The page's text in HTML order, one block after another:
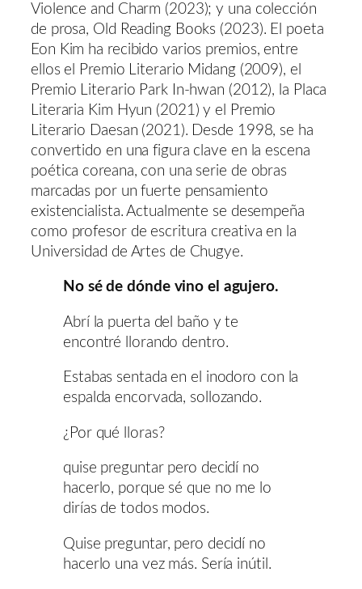
Violence and Charm (2023); y una colección
de prosa, Old Reading Books (2023). El poeta
Eon Kim ha recibido varios premios, entre
ellos el Premio Literario Midang (2009), el
Premio Literario Park In-hwan (2012), la Placa
Literaria Kim Hyun (2021) y el Premio
Literario Daesan (2021). Desde 1998, se ha
convertido en una figura clave en la escena
poética coreana, con una serie de obras
marcadas por un fuerte pensamiento
existencialista. Actualmente se desempeña
como profesor de escritura creativa en la
Universidad de Artes de Chugye.
No sé de dónde vino el agujero.
Abrí la puerta del baño y te
encontré llorando dentro.
Estabas sentada en el inodoro con la
espalda encorvada, sollozando.
¿Por qué lloras?
quise preguntar pero decidí no
hacerlo, porque sé que no me lo
dirías de todos modos.
Quise preguntar, pero decidí no
hacerlo una vez más. Sería inútil.